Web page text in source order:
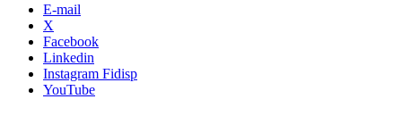
E-mail
X
Facebook
Linkedin
Instagram Fidisp
YouTube